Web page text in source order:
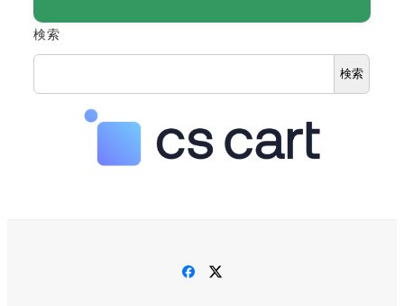
検索
検索
Facebook